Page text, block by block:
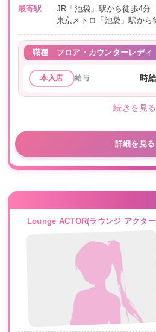
最寄駅
JR「池袋」駅から徒歩4分
東京メトロ「池袋」駅から
職種 フロア・カウンターレディ
本入店 給与 時
続きを見る
詳細を見る
Lounge ACTOR(ラウンジ アクタ